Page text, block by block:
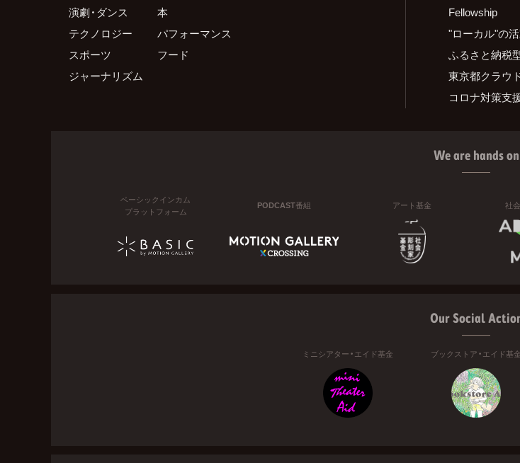
演劇・ダンス
本
テクノロジー
パフォーマンス
スポーツ
フード
ジャーナリズム
Fellowship
"ローカル"の
ふるさと納税
東京都クラウ
コロナ対策支
We are hands on
ベーシックインカム
プラットフォーム
PODCAST番組 アート基金 社
Our Social
ミニシアター・エイド基金 ブックストア・エイド基金